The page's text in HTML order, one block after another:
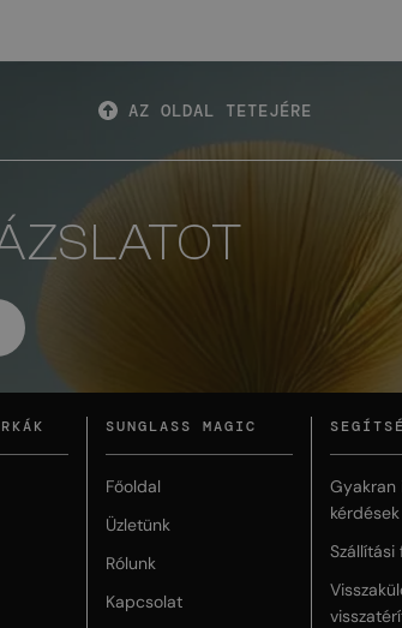
AZ OLDAL TETEJÉRE
SUNGLASS MAGIC
Főoldal
Üzletünk
Rólunk
Kapcsolat
Gyakran
kérdések